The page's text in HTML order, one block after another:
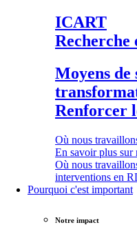
ICART
Moyens de
Renforcer
Où nous
En savoir plus sur
Où nous
interventions en
Pourquoi c'est important
Notre impact